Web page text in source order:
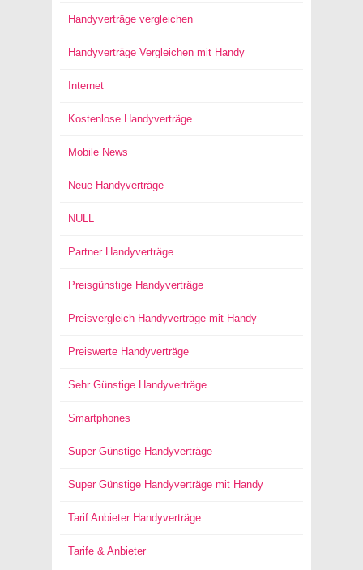
Handyverträge vergleichen
Handyverträge Vergleichen mit Handy
Internet
Kostenlose Handyverträge
Mobile News
Neue Handyverträge
NULL
Partner Handyverträge
Preisgünstige Handyverträge
Preisvergleich Handyverträge mit Handy
Preiswerte Handyverträge
Sehr Günstige Handyverträge
Smartphones
Super Günstige Handyverträge
Super Günstige Handyverträge mit Handy
Tarif Anbieter Handyverträge
Tarife & Anbieter